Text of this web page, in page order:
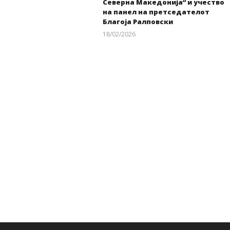
на панел на претседателот
Благоја Ралповски
18/02/2026